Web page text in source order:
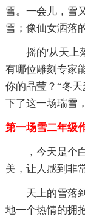
雪。一会儿，雪
雪；像仙女洒落
摇的'从天上
有哪位雕刻专家
你的晶莹？“冬
下了这一场瑞雪
第一场雪二年级
，今天是个
美，让人感到非
天上的雪落
地一个热情的拥